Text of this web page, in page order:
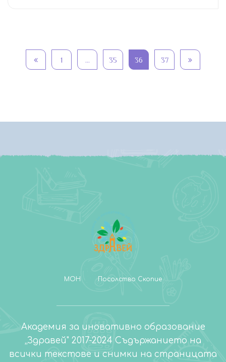
1 … 35 36 37
МОН Посолство Скопие
Академия за иновативно образование
„Здравей" 2017-2024 Съдържанието на
всички текстове и снимки на страницата